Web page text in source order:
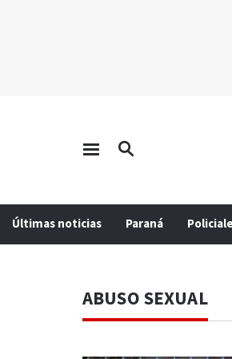
Últimas noticias Paraná
ABUSO SEXUAL